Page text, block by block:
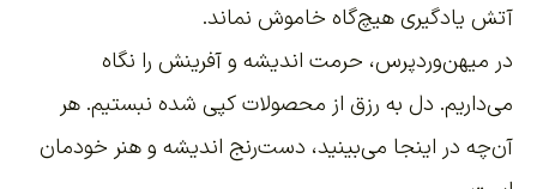
آتش یادگیری هیچ‌گاه خاموش نماند.
در میهن‌وردپرس، حرمت اندیشه و آفرینش را نگاه
می‌داریم. دل به رزق از محصولات کپی شده نبستیم. هر
آن‌چه در اینجا می‌بینید، دست‌رنج اندیشه و هنر خودمان